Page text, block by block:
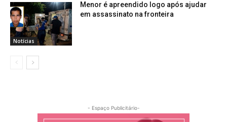
Notícias
Menor é apreendido logo após ajudar
em assassinato na fronteira
- Espaço Publicitário-